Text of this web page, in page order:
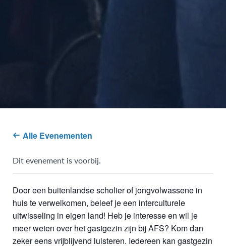
Alle Evenementen
Dit evenement is voorbij.
Door een buitenlandse scholier of jongvolwassene in
huis te verwelkomen, beleef je een interculturele
uitwisseling in eigen land! Heb je interesse en wil je
meer weten over het gastgezin zijn bij AFS? Kom dan
zeker eens vrijblijvend luisteren. Iedereen kan gastgezin